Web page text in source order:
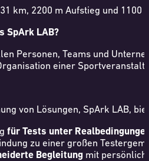
km, 2200 m Aufstieg und
SpArk LAB?
Personen, Teams und
einer
von Lösungen, SpArk LAB,
für Tests unter
zu einer großen
Begleitung mit